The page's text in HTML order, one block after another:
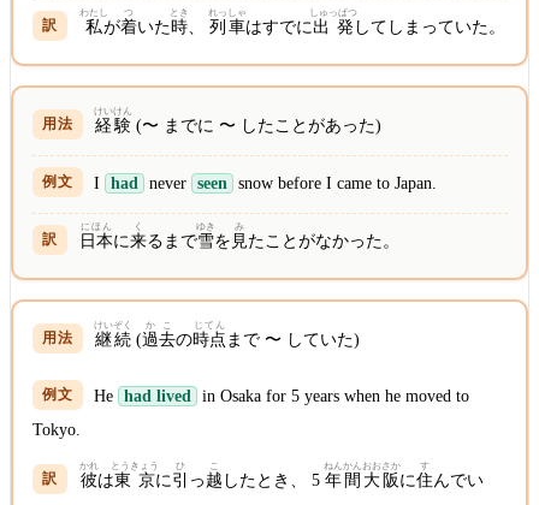
私
わたし
が着
つ
いた 時
とき
、列車
れっしゃ
はすでに出発
しゅっぱつ
してしまっていた。
経験
けいけん
(〜 までに 〜 したことがあった)
I had never seen snow before I came to Japan.
日本
にほん
に来
く
るまで雪
ゆき
を 見
み
たことがなかった。
継続
けいぞく
(過去
かこ
の時点
じてん
まで 〜 していた)
He had lived in Osaka for 5 years when he moved to
Tokyo.
彼
かれ
は東京
とうきょう
に引
ひ
っ 越
こ
したとき、 5年間
ねんかん
大阪
おおさか
に住
す
んでい